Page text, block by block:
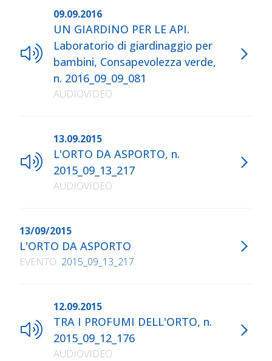
09.09.2016
​UN GIARDINO PER LE API.
Laboratorio di giardinaggio per
bambini, Consapevolezza verde,
n. 2016_09_09_081
AUDIOVIDEO
13.09.2015
L'ORTO DA ASPORTO, n.
2015_09_13_217
AUDIOVIDEO
13/09/2015
L'ORTO DA ASPORTO
EVENTO 2015_09_13_217
12.09.2015
TRA I PROFUMI DELL'ORTO, n.
2015_09_12_176
AUDIOVIDEO